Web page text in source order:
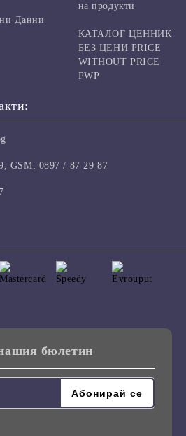
Данни
на продукти
КАТАЛОГ ЦЕННИК
БЕЗ ЦЕНИ PRICE
WITHOUT PRICE
PWP
GSM: 0897 / 87 29 87
бюлетин